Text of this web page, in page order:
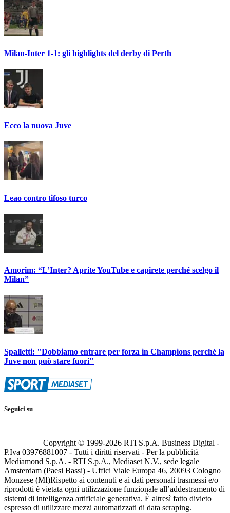
Milan-Inter 1-1: gli highlights del derby di Perth
Ecco la nuova Juve
Leao contro tifoso turco
Amorim: “L’Inter? Aprite YouTube e capirete perché scelgo il
Milan”
Spalletti: "Dobbiamo entrare per forza in Champions perché la
Juve non può stare fuori"
Seguici su
Copyright © 1999-2026 RTI S.p.A. Business Digital -
P.Iva 03976881007 - Tutti i diritti riservati - Per la pubblicità
Mediamond S.p.A. - RTI S.p.A., Mediaset N.V., sede legale
Amsterdam (Paesi Bassi) - Uffici Viale Europa 46, 20093 Cologno
Monzese (MI)Rispetto ai contenuti e ai dati personali trasmessi e/o
riprodotti è vietata ogni utilizzazione funzionale all’addestramento di
sistemi di intelligenza artificiale generativa. È altresì fatto divieto
espresso di utilizzare mezzi automatizzati di data scraping.